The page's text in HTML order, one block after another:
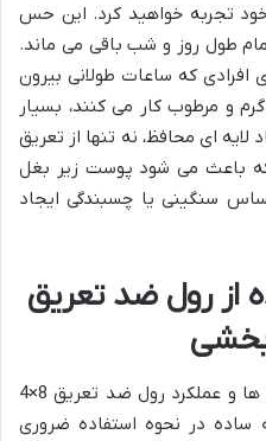
تجربه خواهید کرد. این حس
طول روز و شب باقی می ماند.
که ساعات طولانی بیرون
و مرطوب کار می کنند، بسیار
ای محافظ، نه تنها از تعریق
باعث می شود پوست زیر بغل
سنگینی یا چسبندگی ایجاد
از رول ضد تعریق
برای بهره مندی حداکثری از ویژگی ها و عملکرد رول ضد تعریق 8×4
ساده در نحوه استفاده ضروری